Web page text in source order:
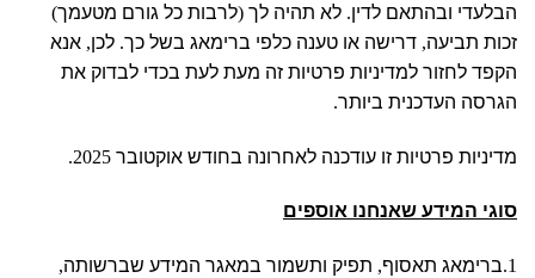
הבלעדי ובהתאם לדין. לא תהיה לך (לרבות כל גורם מטעמך)
זכות תביעה, דרישה או טענה כלפי ברימאג בשל כך. לכן, אנא
הקפד לחזור למדיניות פרטיות זה מעת לעת בכדי לבדוק את
הגרסה העדכנית ביותר.
מדיניות פרטיות זו עודכנה לאחרונה בחודש אוקטובר 2025.
סוגי המידע שאנחנו אוספים
1. ברימאג תאסוף, תפיק ותשמור במאגר המידע שברשותה,